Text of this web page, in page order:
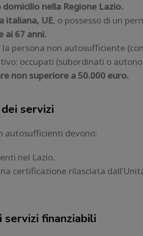
domicilio nella Regione Lazio.
italiana, UE, o possesso di un
ai 67 anni.
la persona non autosufficiente
occupati (subordinati o
non superiore a 50.000 euro.
servizi
autosufficienti devono:
nel Lazio.
certificazione rilasciata
servizi finanziabili